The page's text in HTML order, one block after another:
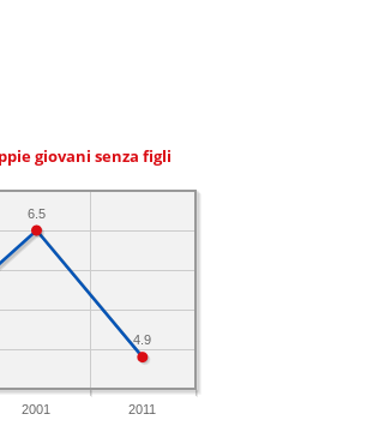
giovani senza figli
2001 2011
4.9
6.5